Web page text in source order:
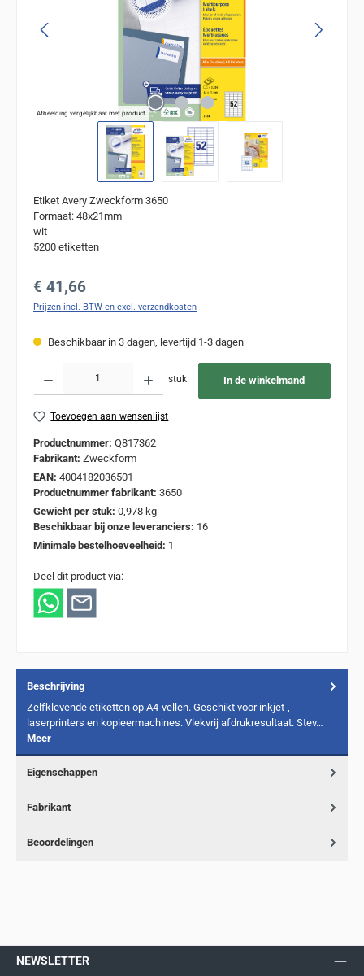
Afbeelding vergelijkbaar met product
Etiket Avery Zweckform 3650
Formaat: 48x21mm
wit
5200 etiketten
Normale prijs:
€ 41,66
Prijzen incl. BTW en excl. verzendkosten
Beschikbaar in 3 dagen, levertijd 1-3 dagen
stuk In de winkelmand
Toevoegen aan wensenlijst
Productnummer: Q817362
Fabrikant: Zweckform
EAN: 4004182036501
Productnummer fabrikant: 3650
Gewicht per stuk: 0,978 kg
Beschikbaar bij onze leveranciers: 16
Minimale bestelhoeveelheid: 1
Deel dit product via:
Beschrijving
Zelfklevende etiketten op A4-vellen. Geschikt voor inkjet-,
laserprinters en kopieermachines. Vlekvrij afdrukresultaat. Stev…
Meer
Eigenschappen
Fabrikant
Beoordelingen
NEWSLETTER